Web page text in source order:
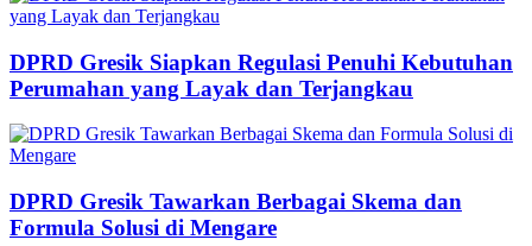
DPRD Gresik Siapkan Regulasi Penuhi Kebutuhan
Perumahan yang Layak dan Terjangkau
DPRD Gresik Tawarkan Berbagai Skema dan
Formula Solusi di Mengare